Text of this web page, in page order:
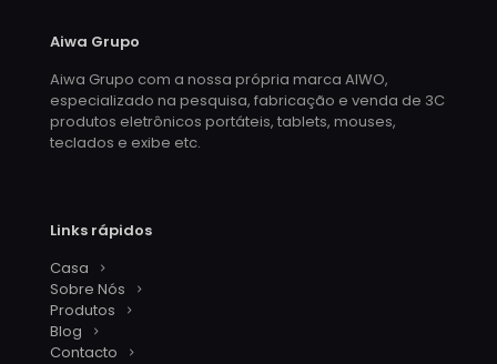
Aiwa Grupo
Aiwa Grupo com a nossa própria marca AIWO,
especializado na pesquisa, fabricação e venda de 3C
produtos eletrônicos portáteis, tablets, mouses,
teclados e exibe etc.
Links rápidos
Casa
Sobre Nós
Produtos
Blog
Contacto